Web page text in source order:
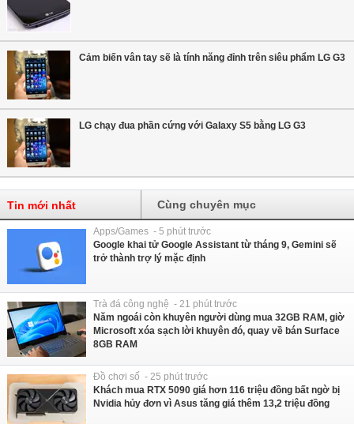
Cảm biến vân tay sẽ là tính năng đỉnh trên siêu phẩm LG G3
LG chạy đua phần cứng với Galaxy S5 bằng LG G3
Tin mới nhất Cùng chuyên mục
Apps/Games - 5 phút trước
Google khai tử Google Assistant từ tháng 9, Gemini sẽ
trở thành trợ lý mặc định
Trà đá công nghệ - 21 phút trước
Năm ngoái còn khuyên người dùng mua 32GB RAM, giờ
Microsoft xóa sạch lời khuyên đó, quay về bán Surface
8GB RAM
Đồ chơi số - 25 phút trước
Khách mua RTX 5090 giá hơn 116 triệu đồng bất ngờ bị
Nvidia hủy đơn vì Asus tăng giá thêm 13,2 triệu đồng